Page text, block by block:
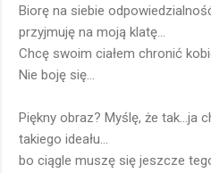
Biorę na siebie
przyjmuję na moją klatę...
Chcę swoim ciałem chronić
Nie boję się...
Piękny obraz? Myślę, że tak...ja
takiego ideału...
bo ciągle muszę się jeszcze